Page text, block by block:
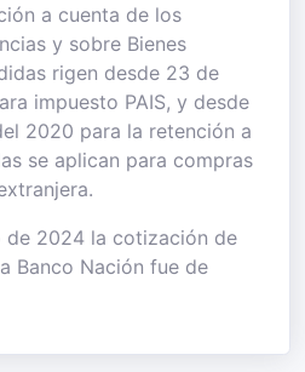
a cuenta de los
y sobre Bienes
rigen desde 23 de
impuesto PAIS, y desde
2020 para la retención a
se aplican para compras
de 2024 la cotización de
Banco Nación fue de